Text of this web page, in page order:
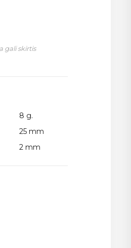
gali skirtis
8 g.
25 mm
2 mm